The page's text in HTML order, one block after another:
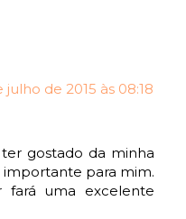
julho de 2015 às 08:18
gostado da minha
importante para mim.
fará uma excelente